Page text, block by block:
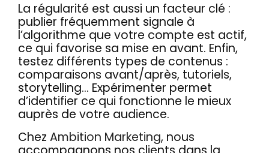
La régularité est aussi un facteur clé :
publier fréquemment signale à
l’algorithme que votre compte est actif,
ce qui favorise sa mise en avant. Enfin,
testez différents types de contenus :
comparaisons avant/après, tutoriels,
storytelling… Expérimenter permet
d’identifier ce qui fonctionne le mieux
auprès de votre audience.
Chez Ambition Marketing, nous